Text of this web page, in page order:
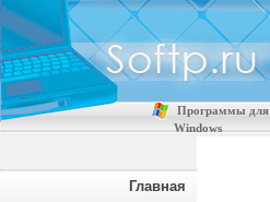
Программы для
Windows
Главная